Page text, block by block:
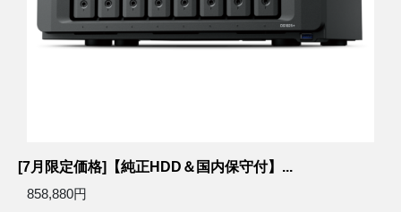
[7月限定価格]【純正HDD＆国内保守付】...
858,880円